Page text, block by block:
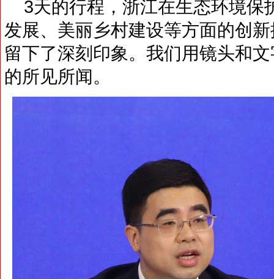
3天的行程，浙江在生态环境保
发展、美丽乡村建设等方面的创
留下了深刻印象。我们用镜头和
的所见所闻。